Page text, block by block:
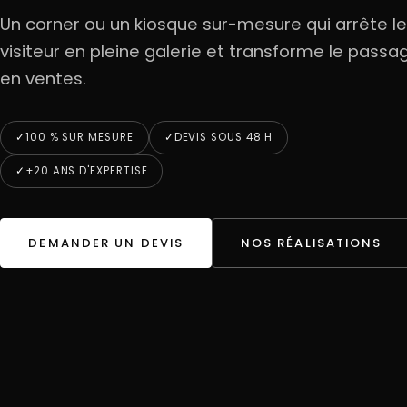
Un corner ou un kiosque sur-mesure qui arrête le
visiteur en pleine galerie et transforme le
en ventes.
100 % SUR MESURE DEVIS SOUS 48 H
+20 ANS D'EXPERTISE
DEMANDER UN DEVIS NOS RÉALISATIONS